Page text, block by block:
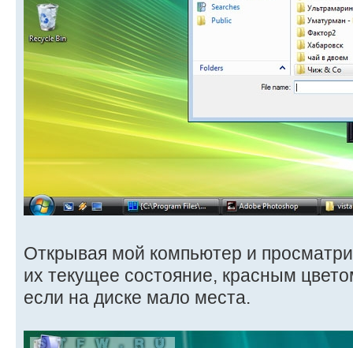
Открывая мой компьютер и
их текущее состояние, красным
если на диске мало места.